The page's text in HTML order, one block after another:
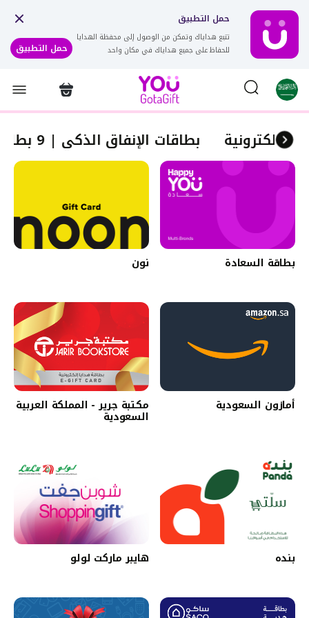
حمل التطبيق
تتبع هداياك وتمكن من الوصول إلى محفظة الهدايا
للحفاظ على جميع هداياك في مكان واحد
حمل التطبيق
بطاقات الإنفاق الذكي | 9 بطاقات هدايا الكترونية
بطاقة السعادة نون
أمازون السعودية مكتبة جرير - المملكة العربية
السعودية‎
بنده هايبر ماركت لولو